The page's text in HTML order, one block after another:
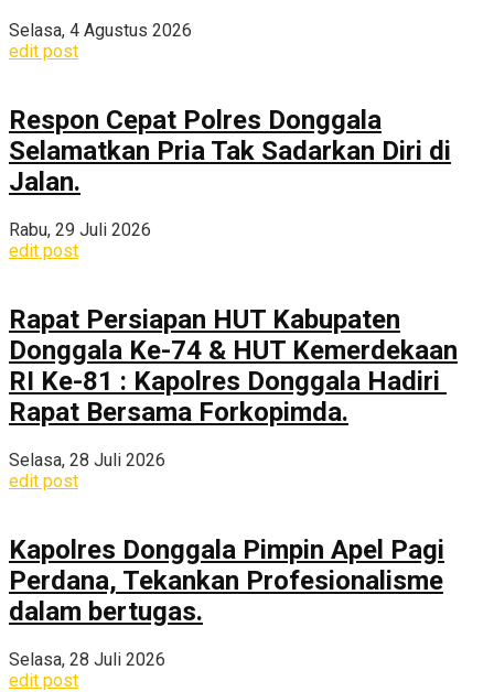
Selasa, 4 Agustus 2026
edit post
Respon Cepat Polres Donggala
Selamatkan Pria Tak Sadarkan Diri di
Jalan.
Rabu, 29 Juli 2026
edit post
Rapat Persiapan HUT Kabupaten
Donggala Ke-74 & HUT Kemerdekaan
RI Ke-81 : Kapolres Donggala Hadiri
Rapat Bersama Forkopimda.
Selasa, 28 Juli 2026
edit post
Kapolres Donggala Pimpin Apel Pagi
Perdana, Tekankan Profesionalisme
dalam bertugas.
Selasa, 28 Juli 2026
edit post